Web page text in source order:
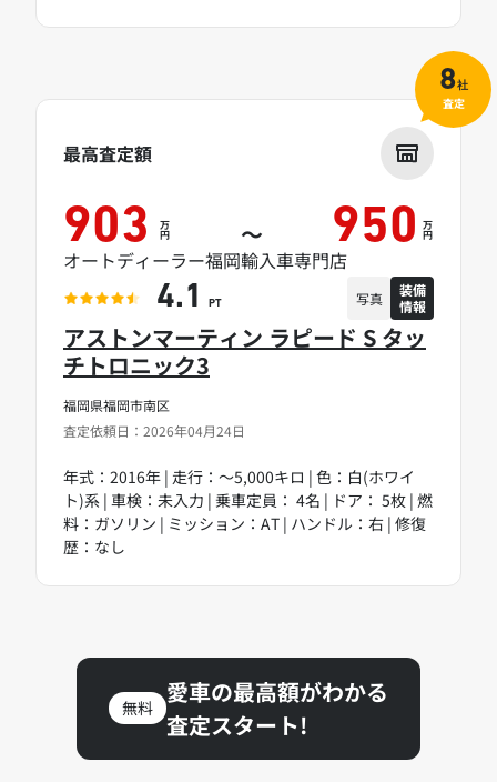
福岡県福岡市南区
査定依頼日：2026年04月24日
アストンマーティン ラピード S タッ
チトロニック3
年式：2016年 | 走行：～5,000キロ | 色：白(ホワイ
ト)系 | 車検：未入力 | 乗車定員： 4名 | ドア： 5枚 | 燃
料：ガソリン | ミッション：AT | ハンドル：右 | 修復
歴：なし
最高査定額
903 万
円 ～ 950 万
円
オートディーラー福岡輸入車専門店
4.1 PT 写真
装備
情報
8社
査定
無料
愛車の最高額がわかる
査定スタート!